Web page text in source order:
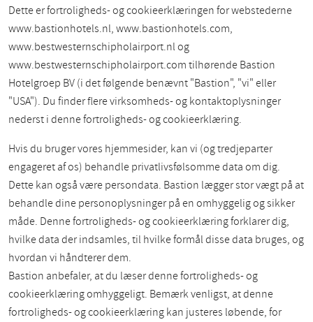
Dette er fortroligheds- og cookieerklæringen for webstederne
www.bastionhotels.nl, www.bastionhotels.com,
www.bestwesternschipholairport.nl og
www.bestwesternschipholairport.com tilhørende Bastion
Hotelgroep BV (i det følgende benævnt "Bastion", "vi" eller
"USA"). Du finder flere virksomheds- og kontaktoplysninger
nederst i denne fortroligheds- og cookieerklæring.
Hvis du bruger vores hjemmesider, kan vi (og tredjeparter
engageret af os) behandle privatlivsfølsomme data om dig.
Dette kan også være persondata. Bastion lægger stor vægt på at
behandle dine personoplysninger på en omhyggelig og sikker
måde. Denne fortroligheds- og cookieerklæring forklarer dig,
hvilke data der indsamles, til hvilke formål disse data bruges, og
hvordan vi håndterer dem.
Bastion anbefaler, at du læser denne fortroligheds- og
cookieerklæring omhyggeligt. Bemærk venligst, at denne
fortroligheds- og cookieerklæring kan justeres løbende, for